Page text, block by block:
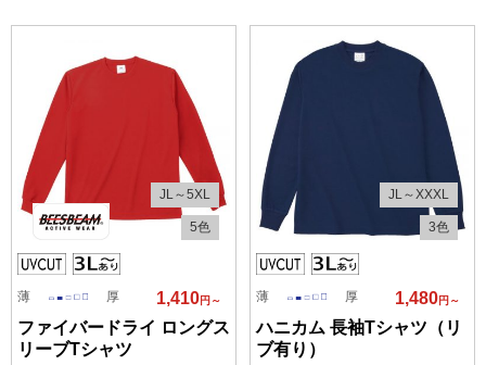
5色
JL～5XL
薄 厚 1,410円～
ファイバードライ ロングス
リーブTシャツ
3色
JL～XXXL
薄 厚 1,480円～
ハニカム 長袖Tシャツ（リ
ブ有り）